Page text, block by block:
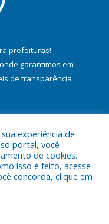
prefeituras!
garantimos em
de transparência
Municipal de Jacundá.
experiência de
portal, você
de cookies.
isso é feito, acesse
concorda, clique em